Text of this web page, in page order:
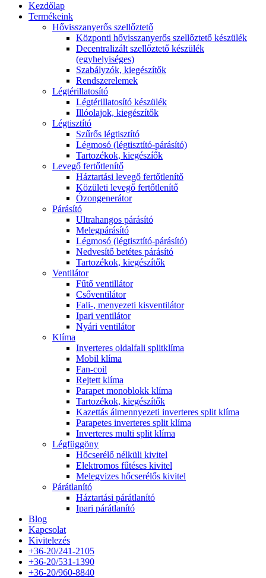
Kezdőlap
Termékeink
Hővisszanyerős szellőztető
Központi hővisszanyerős szellőztető készülék
Decentralizált szellőztető készülék
(egyhelyiséges)
Szabályzók, kiegészítők
Rendszerelemek
Légtérillatosító
Légtérillatosító készülék
Illóolajok, kiegészítők
Légtisztító
Szűrős légtisztító
Légmosó (légtisztító-párásító)
Tartozékok, kiegészíők
Levegő fertőtlenítő
Háztartási levegő fertőtlenítő
Közületi levegő fertőtlenítő
Ózongenerátor
Párásító
Ultrahangos párásító
Melegpárásító
Légmosó (légtisztító-párásító)
Nedvesítő betétes párásító
Tartozékok, kiegészítők
Ventilátor
Fűtő ventillátor
Csőventilátor
Fali-, menyezeti kisventilátor
Ipari ventilátor
Nyári ventilátor
Klíma
Inverteres oldalfali splitklíma
Mobil klíma
Fan-coil
Rejtett klíma
Parapet monoblokk klíma
Tartozékok, kiegészítők
Kazettás álmennyezeti inverteres split klíma
Parapetes inverteres split klíma
Inverteres multi split klíma
Légfüggöny
Hőcserélő nélküli kivitel
Elektromos fűtéses kivitel
Melegvizes hőcserélős kivitel
Párátlanító
Háztartási párátlanító
Ipari párátlanító
Blog
Kapcsolat
Kivitelezés
+36-20/241-2105
+36-20/531-1390
+36-20/960-8840